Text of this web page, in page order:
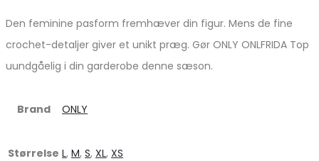
Den feminine pasform fremhæver din figur. Mens de fine
crochet-detaljer giver et unikt præg. Gør ONLY ONLFRIDA Top
uundgåelig i din garderobe denne sæson.
Brand ONLY
Størrelse L, M, S, XL, XS